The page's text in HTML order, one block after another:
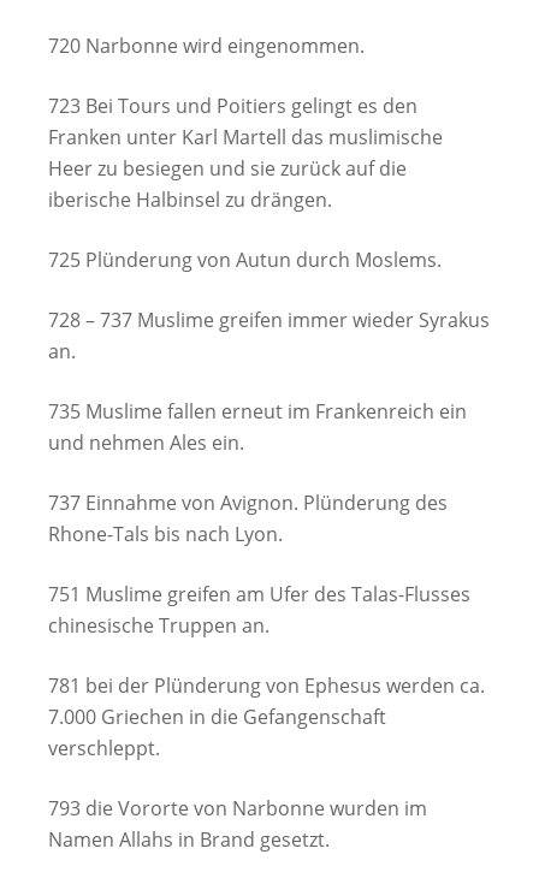
720 Narbonne wird eingenommen.
723 Bei Tours und Poitiers gelingt es den
Franken unter Karl Martell das muslimische
Heer zu besiegen und sie zurück auf die
iberische Halbinsel zu drängen.
725 Plünderung von Autun durch Moslems.
728 – 737 Muslime greifen immer wieder Syrakus
an.
735 Muslime fallen erneut im Frankenreich ein
und nehmen Ales ein.
737 Einnahme von Avignon. Plünderung des
Rhone-Tals bis nach Lyon.
751 Muslime greifen am Ufer des Talas-Flusses
chinesische Truppen an.
781 bei der Plünderung von Ephesus werden ca.
7.000 Griechen in die Gefangenschaft
verschleppt.
793 die Vororte von Narbonne wurden im
Namen Allahs in Brand gesetzt.